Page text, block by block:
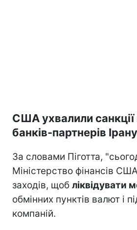
США ухвалили санкції
банків-партнерів Ірану
За словами Піготта,
Міністерство фінансів
заходів, щоб ліквідувати
обмінних пунктів валют і
компаній.